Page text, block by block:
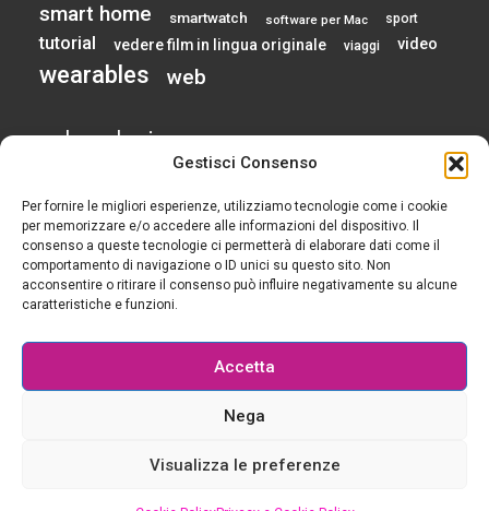
Gestisci Consenso
Per fornire le migliori esperienze, utilizziamo tecnologie come i cookie
per memorizzare e/o accedere alle informazioni del dispositivo. Il
consenso a queste tecnologie ci permetterà di elaborare dati come il
comportamento di navigazione o ID unici su questo sito. Non
acconsentire o ritirare il consenso può influire negativamente su alcune
caratteristiche e funzioni.
Accetta
Nega
Visualizza le preferenze
smart home smartwatch software per Mac sport
tutorial vedere film in lingua originale viaggi video
wearables web
calendario
AGOSTO 2026
L M M G V S
1
2
10
11 12 13 14 15
16
20
© 2015-2025 Tutti i diritti riservati - Geek è chic - Il blog per le ragazze che si rendono